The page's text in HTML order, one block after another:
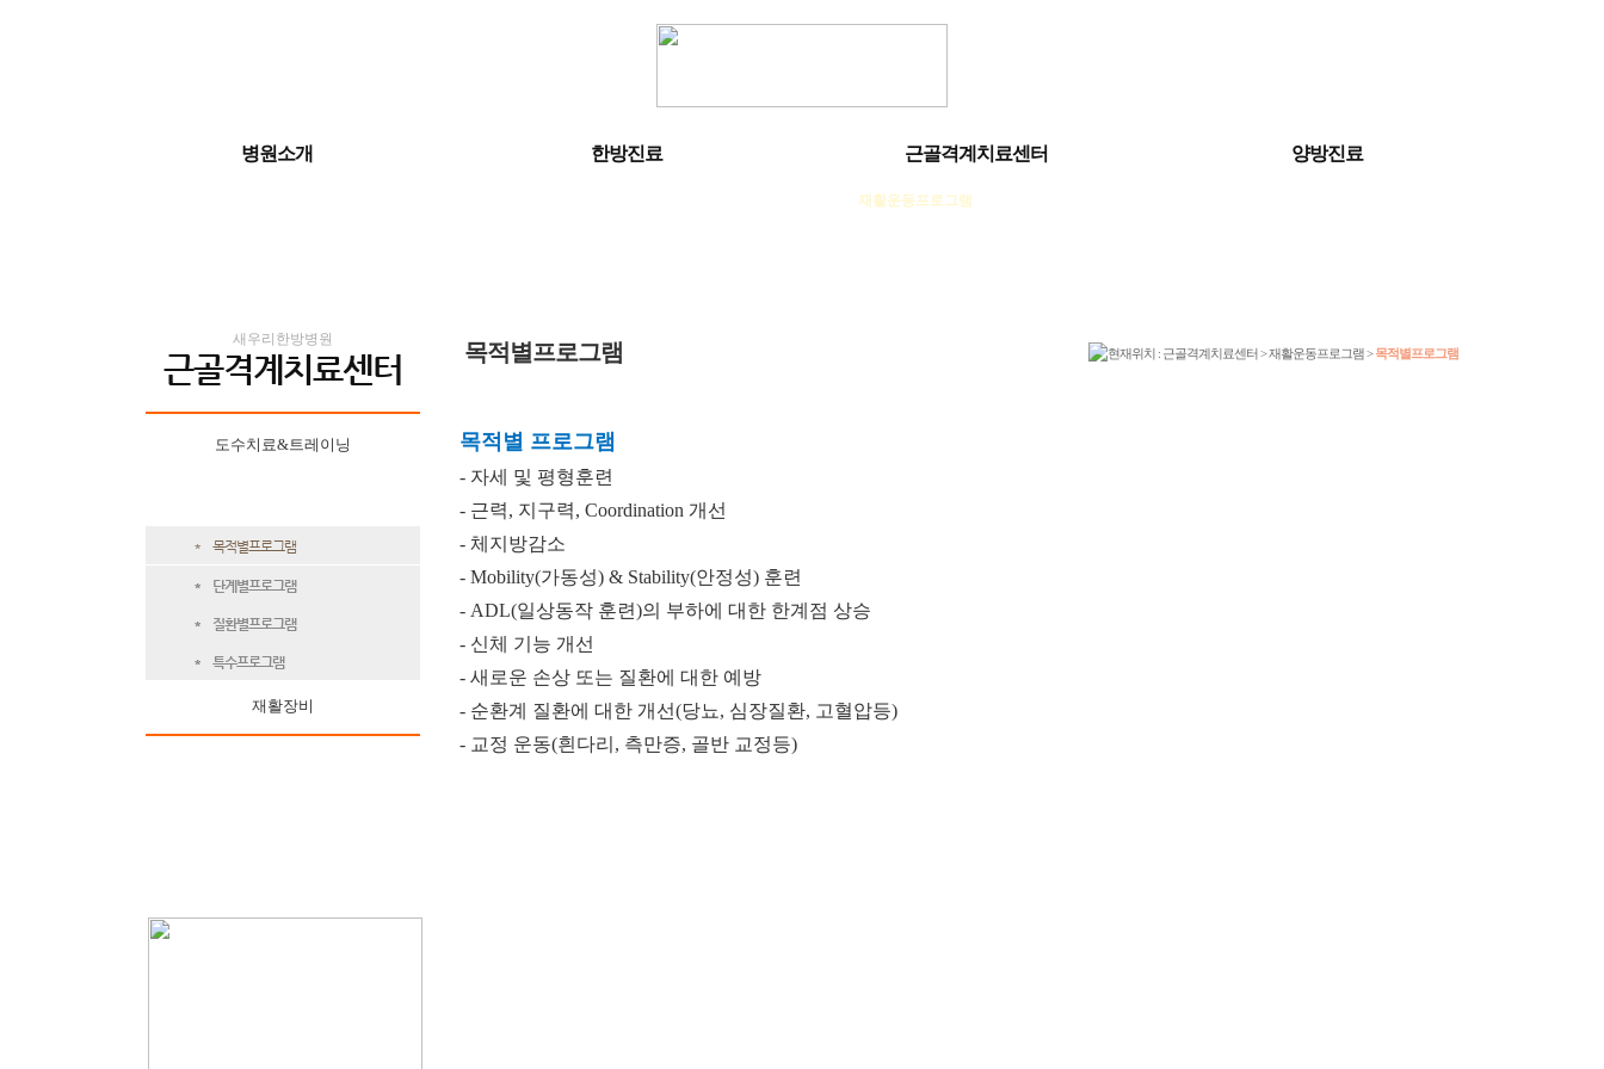
병원소개 한방진료 근골격계치료센터 양방진료
재활운동프로그램
새우리한방병원
근골격계치료센터
도수치료&트레이닝
* 목적별프로그램
* 단계별프로그램
* 질환별프로그램
* 특수프로그램
재활장비
목적별프로그램 현재위치 : 근골격계치료센터 > 재활운동프로그램 >목적별프로그램
목적별 프로그램
- 자세 및 평형훈련
- 근력, 지구력, Coordination 개선
- 체지방감소
- Mobility(가동성) & Stability(안정성) 훈련
- ADL(일상동작 훈련)의 부하에 대한 한계점 상승
- 신체 기능 개선
- 새로운 손상 또는 질환에 대한 예방
- 순환계 질환에 대한 개선(당뇨, 심장질환, 고혈압등)
- 교정 운동(흰다리, 측만증, 골반 교정등)